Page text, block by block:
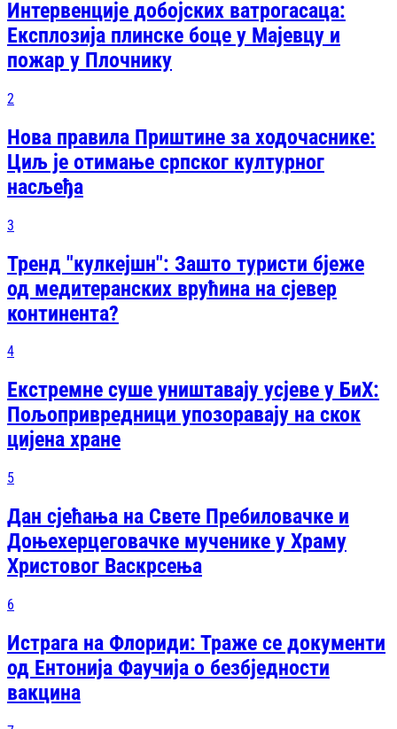
Интервенције добојских ватрогасаца:
Експлозија плинске боце у Мајевцу и
пожар у Плочнику
2
Нова правила Приштине за ходочаснике:
Циљ је отимање српског културног
насљеђа
3
Тренд "кулкејшн": Зашто туристи бјеже
од медитеранских врућина на сјевер
континентa?
4
Екстремне суше уништавају усјеве у БиХ:
Пољопривредници упозоравају на скок
цијена хране
5
Дан сјећања на Свете Пребиловачке и
Доњехерцеговачке мученике у Храму
Христовог Васкрсења
6
Истрага на Флориди: Траже се документи
од Ентонија Фаучија о безбједности
вакцина